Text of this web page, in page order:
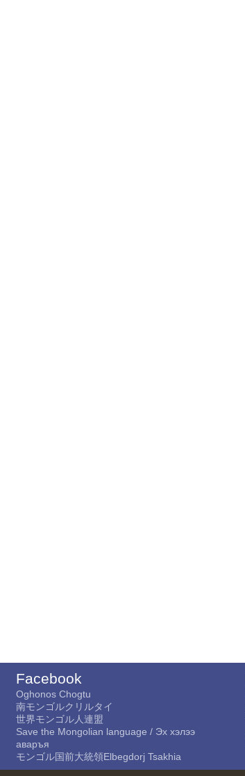
Facebook
Oghonos Chogtu
南モンゴルクリルタイ
世界モンゴル人連盟
Save the Mongolian language / Эх хэлээ
аваръя
モンゴル国前大統領Elbegdorj Tsakhia